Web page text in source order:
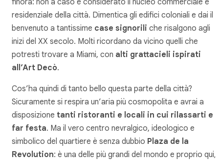
residenziale della città. Dimentica gli edifici coloniali e dai il
benvenuto a tantissime case signorili che risalgono agli
inizi del XX secolo. Molti ricordano da vicino quelli che
potresti trovare a Miami, con alti grattacieli ispirati
all’Art Decò.
Cos’ha quindi di tanto bello questa parte della città?
Sicuramente si respira un’aria più cosmopolita e avrai a
disposizione tanti ristoranti e locali in cui rilassarti e
far festa. Ma il vero centro nevralgico, ideologico e
simbolico del quartiere è senza dubbio Plaza de la
Revolution: è una delle più grandi del mondo e proprio qui,